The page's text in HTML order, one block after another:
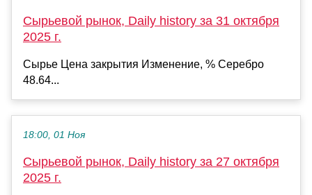
Сырьевой рынок, Daily history за 31 октября
2025 г.
Сырье Цена закрытия Изменение, % Серебро
48.64...
18:00, 01 Ноя
Сырьевой рынок, Daily history за 27 октября
2025 г.